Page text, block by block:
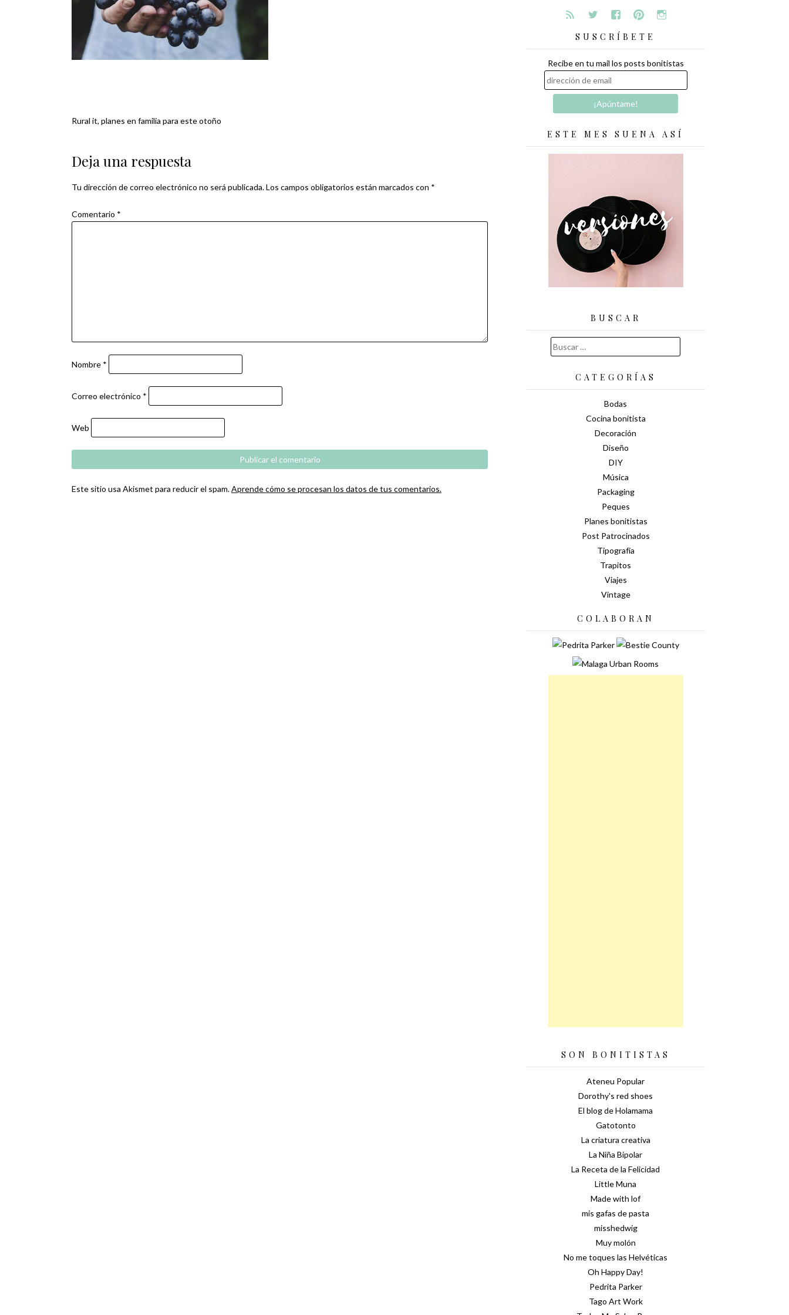
Navegación
de
entradas
Rural it, planes en familia para este otoño
Deja una respuesta
Tu dirección de correo electrónico no será publicada.Los campos obligatorios están marcados con *
Comentario *
Nombre *
Correo electrónico *
Web
Este sitio usa Akismet para reducir el spam.Aprende cómo se procesan los datos de tus comentarios.
SUSCRÍBETE
Recibe en tu mail los posts bonitistas
ESTE MES SUENA ASÍ
BUSCAR
Buscar:
CATEGORÍAS
Bodas
Cocina bonitista
Decoración
Diseño
DIY
Música
Packaging
Peques
Planes bonitistas
Post Patrocinados
Tipografía
Trapitos
Viajes
Vintage
COLABORAN
SON BONITISTAS
Ateneu Popular
Dorothy's red shoes
El blog de Holamama
Gatotonto
La criatura creativa
La Niña Bipolar
La Receta de la Felicidad
Little Muna
Made with lof
mis gafas de pasta
misshedwig
Muy molón
No me toques las Helvéticas
Oh Happy Day!
Pedrita Parker
Tago Art Work